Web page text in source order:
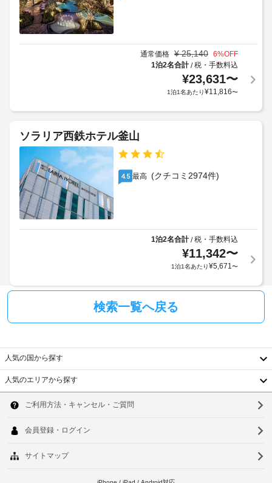
通常価格 ¥ 25,140 6%OFF
1泊2名合計/税・手数料込
¥23,631〜
1泊1名あたり¥11,816〜
ソラリア西鉄ホテル釜山
4.5 最高 (クチコミ2974件)
1泊2名合計/税・手数料込
¥11,342〜
1泊1名あたり¥5,671〜
検索一覧へ戻る
人気の国から探す
韓
国
人気のエリアから探す
ウ